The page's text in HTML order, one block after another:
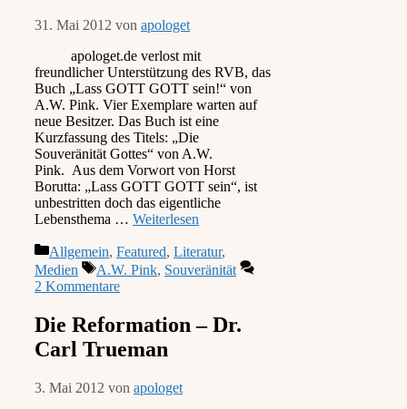
31. Mai 2012 von apologet
apologet.de verlost mit
freundlicher Unterstützung des RVB, das
Buch „Lass GOTT GOTT sein!“ von
A.W. Pink. Vier Exemplare warten auf
neue Besitzer. Das Buch ist eine
Kurzfassung des Titels: „Die
Souveränität Gottes“ von A.W.
Pink. Aus dem Vorwort von Horst
Borutta: „Lass GOTT GOTT sein“, ist
unbestritten doch das eigentliche
Lebensthema … Weiterlesen
Kategorien
Allgemein, Featured, Literatur,
Medien
Schlagwörter
A.W. Pink, Souveränität
2 Kommentare
Die Reformation – Dr.
Carl Trueman
3. Mai 2012 von apologet